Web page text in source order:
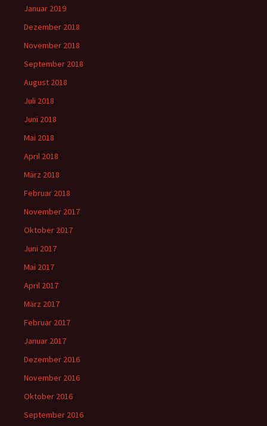
Januar 2019
Dezember 2018
November 2018
September 2018
August 2018
Juli 2018
Juni 2018
Mai 2018
April 2018
März 2018
Februar 2018
November 2017
Oktober 2017
Juni 2017
Mai 2017
April 2017
März 2017
Februar 2017
Januar 2017
Dezember 2016
November 2016
Oktober 2016
September 2016